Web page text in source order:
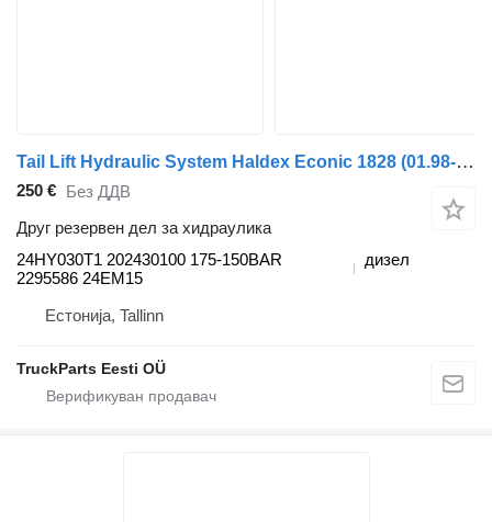
Tail Lift Hydraulic System Haldex Econic 1828 (01.98-) 24HY030T1 за камион влекач Mercedes-Benz Econic (1998-2014)
250 € Без ДДВ
Друг резервен дел за хидраулика
24HY030T1 202430100 175-150BAR
2295586 24EM15
дизел
Естонија, Tallinn
TruckParts Eesti OÜ